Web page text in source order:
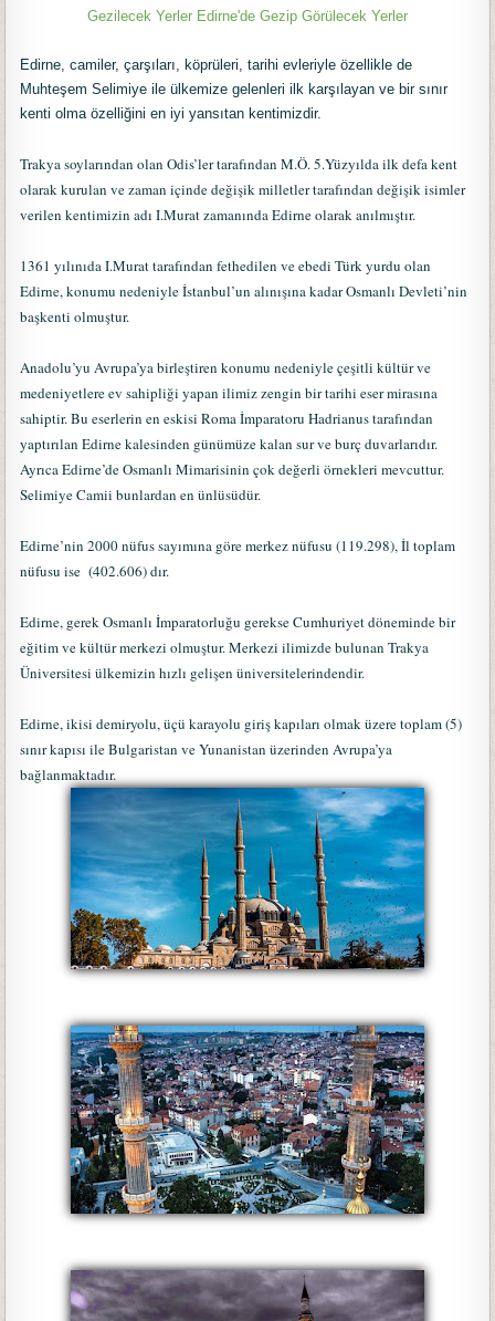
Gezilecek Yerler Edirne'de Gezip Görülecek Yerler
Edirne, camiler, çarşıları, köprüleri, tarihi evleriyle özellikle de
Muhteşem Selimiye ile ülkemize gelenleri ilk karşılayan ve bir sınır
kenti olma özelliğini en iyi yansıtan kentimizdir.
Trakya soylarından olan Odis’ler tarafından M.Ö. 5.Yüzyılda ilk defa kent
olarak kurulan ve zaman içinde değişik milletler tarafından değişik isimler
verilen kentimizin adı I.Murat zamanında Edirne olarak anılmıştır.
1361 yılınıda I.Murat tarafından fethedilen ve ebedi Türk yurdu olan
Edirne, konumu nedeniyle İstanbul’un alınışına kadar Osmanlı Devleti’nin
başkenti olmuştur.
Anadolu’yu Avrupa’ya birleştiren konumu nedeniyle çeşitli kültür ve
medeniyetlere ev sahipliği yapan ilimiz zengin bir tarihi eser mirasına
sahiptir. Bu eserlerin en eskisi Roma İmparatoru Hadrianus tarafından
yaptırılan Edirne kalesinden günümüze kalan sur ve burç duvarlarıdır.
Ayrıca Edirne’de Osmanlı Mimarisinin çok değerli örnekleri mevcuttur.
Selimiye Camii bunlardan en ünlüsüdür.
Edirne’nin 2000 nüfus sayımına göre merkez nüfusu (119.298), İl toplam
nüfusu ise (402.606) dır.
Edirne, gerek Osmanlı İmparatorluğu gerekse Cumhuriyet döneminde bir
eğitim ve kültür merkezi olmuştur. Merkezi ilimizde bulunan Trakya
Üniversitesi ülkemizin hızlı gelişen üniversitelerindendir.
Edirne, ikisi demiryolu, üçü karayolu giriş kapıları olmak üzere toplam (5)
sınır kapısı ile Bulgaristan ve Yunanistan üzerinden Avrupa’ya
bağlanmaktadır.